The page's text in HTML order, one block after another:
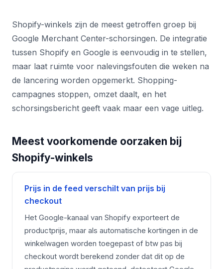
Shopify-winkels zijn de meest getroffen groep bij
Google Merchant Center-schorsingen. De integratie
tussen Shopify en Google is eenvoudig in te stellen,
maar laat ruimte voor nalevingsfouten die weken na
de lancering worden opgemerkt. Shopping-
campagnes stoppen, omzet daalt, en het
schorsingsbericht geeft vaak maar een vage uitleg.
Meest voorkomende oorzaken bij
Shopify-winkels
Prijs in de feed verschilt van prijs bij
checkout
Het Google-kanaal van Shopify exporteert de
productprijs, maar als automatische kortingen in de
winkelwagen worden toegepast of btw pas bij
checkout wordt berekend zonder dat dit op de